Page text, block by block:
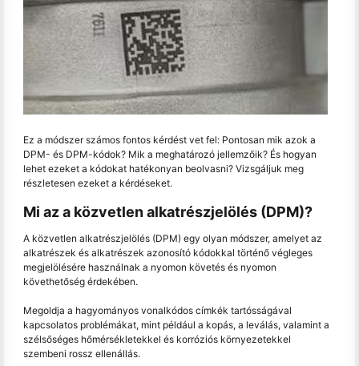
Ez a módszer számos fontos kérdést vet fel: Pontosan mik azok a
DPM- és DPM-kódok? Mik a meghatározó jellemzőik? És hogyan
lehet ezeket a kódokat hatékonyan beolvasni? Vizsgáljuk meg
részletesen ezeket a kérdéseket.
Mi az a közvetlen alkatrészjelölés (DPM)?
A közvetlen alkatrészjelölés (DPM) egy olyan módszer, amelyet az
alkatrészek és alkatrészek azonosító kódokkal történő végleges
megjelölésére használnak a nyomon követés és nyomon
követhetőség érdekében.
Megoldja a hagyományos vonalkódos címkék tartósságával
kapcsolatos problémákat, mint például a kopás, a leválás, valamint a
szélsőséges hőmérsékletekkel és korróziós környezetekkel
szembeni rossz ellenállás.